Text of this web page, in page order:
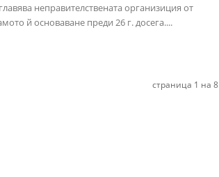
неправителствената организиция от
й основаване преди 26 г. досега....
страница 1 на 8